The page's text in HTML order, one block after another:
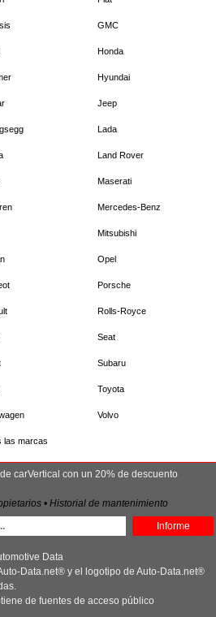
GMC
Honda
Hyundai
Jeep
Lada
Land Rover
Maserati
Mercedes-Benz
Mitsubishi
Opel
Porsche
Rolls-Royce
Seat
Subaru
Toyota
Volvo
las marcas
carVertical con un 20% de descuento
• Historial de mantenimiento
Informe
Data
Data.net® y el logotipo de Auto-Data.net®
de fuentes de acceso público